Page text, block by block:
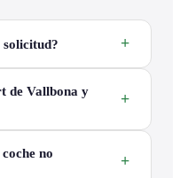
de Vallbona y
no